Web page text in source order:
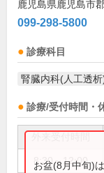
鹿児島県鹿児島市
099-298-5800
診療科目
腎臓内科(人工透析
診療/受付時間・
8:30～12:00
お盆(8月中旬)